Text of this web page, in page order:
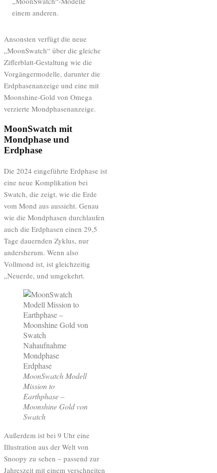
einem anderen.
Ansonsten verfügt die neue
„MoonSwatch“ über die gleiche
Zifferblatt-Gestaltung wie die
Vorgängermodelle, darunter die
Erdphasenanzeige und eine mit
Moonshine-Gold von Omega
verzierte Mondphasenanzeige.
MoonSwatch mit
Mondphase und
Erdphase
Die 2024 eingeführte Erdphase ist
eine neue Komplikation bei
Swatch, die zeigt, wie die Erde
vom Mond aus aussieht. Genau
wie die Mondphasen durchlaufen
auch die Erdphasen einen 29,5
Tage dauernden Zyklus, nur
andersherum. Wenn also
Vollmond ist, ist gleichzeitig
„Neuerde, und umgekehrt.
MoonSwatch Modell
Mission to
Earthphase –
Moonshine Gold von
Swatch
Außerdem ist bei 9 Uhr eine
Illustration aus der Welt von
Snoopy zu sehen – passend zur
Jahreszeit mit einem verschneiten